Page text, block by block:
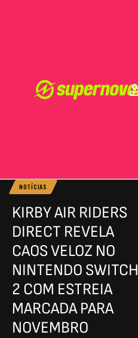
NOTÍCIAS
KIRBY AIR RIDERS
DIRECT REVELA
CAOS VELOZ NO
NINTENDO SWITCH
2 COM ESTREIA
MARCADA PARA
NOVEMBRO